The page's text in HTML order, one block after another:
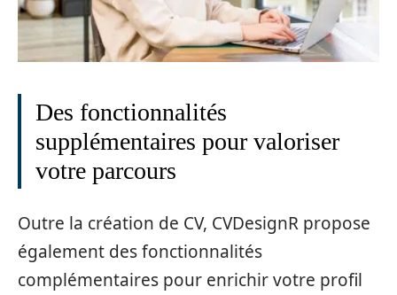
Des fonctionnalités
supplémentaires pour valoriser
votre parcours
Outre la création de CV, CVDesignR propose
également des fonctionnalités
complémentaires pour enrichir votre profil